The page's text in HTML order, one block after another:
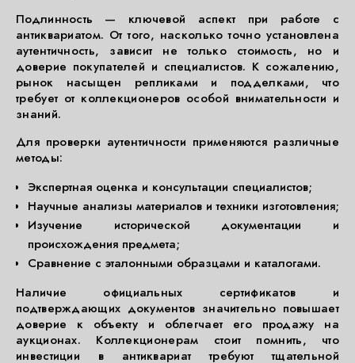
Подлинность — ключевой аспект при работе с
антиквариатом. От того, насколько точно установлена
аутентичность, зависит не только стоимость, но и
доверие покупателей и специалистов. К сожалению,
рынок насыщен репликами и подделками, что
требует от коллекционеров особой внимательности и
знаний.
Для проверки аутентичности применяются различные
методы:
Экспертная оценка и консультации специалистов;
Научные анализы материалов и техники изготовления;
Изучение исторической документации и
происхождения предмета;
Сравнение с эталонными образцами и каталогами.
Наличие официальных сертификатов и
подтверждающих документов значительно повышает
доверие к объекту и облегчает его продажу на
аукционах. Коллекционерам стоит помнить, что
инвестиции в антиквариат требуют тщательной